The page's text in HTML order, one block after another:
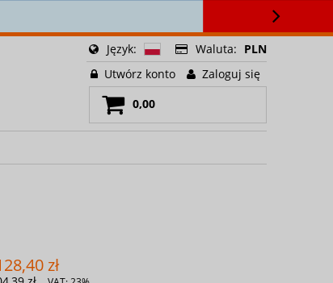
Język: Waluta: PLN
Utwórz konto
Zaloguj się
0,00
zł